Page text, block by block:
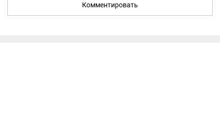
Комментировать